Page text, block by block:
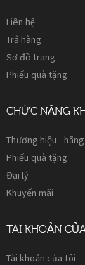
Liên hệ
Trả hàng
Sơ đồ trang
Phiếu quà tặng
CHỨC NĂNG
Thương hiệu - hãng
Phiếu quà tặng
Đại lý
Khuyến mãi
TÀI KHOẢN
Tài khoản của tôi